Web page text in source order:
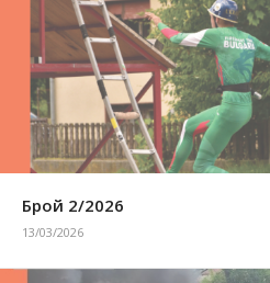
Брой 2/2026
13/03/2026